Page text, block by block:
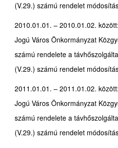
(V.29.) számú rendelet
2010.01.01. – 2010.01.02.
Jogú Város Önkormányzat
számú rendelete a
(V.29.) számú rendelet
2011.01.01. – 2011.01.02.
Jogú Város Önkormányzat
számú rendelete a
(V.29.) számú rendelet